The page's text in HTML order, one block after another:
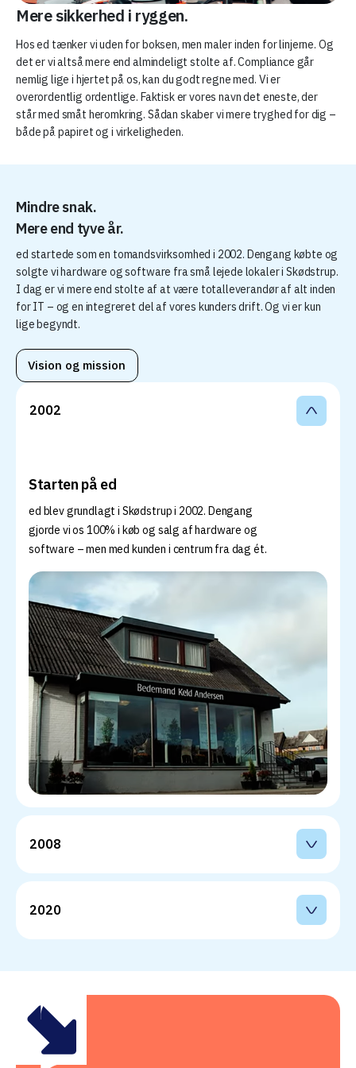
Mere sikkerhed i ryggen.
Hos ed tænker vi uden for boksen, men maler inden for linjerne. Og
det er vi altså mere end almindeligt stolte af. Compliance går
nemlig lige i hjertet på os, kan du godt regne med. Vi er
overordentlig ordentlige. Faktisk er vores navn det eneste, der
står med småt heromkring. Sådan skaber vi mere tryghed for dig –
både på papiret og i virkeligheden.
Mindre snak.
Mere end tyve år.
ed startede som en tomandsvirksomhed i 2002. Dengang købte og
solgte vi hardware og software fra små lejede lokaler i Skødstrup.
I dag er vi mere end stolte af at være totalleverandør af alt inden
for IT – og en integreret del af vores kunders drift. Og vi er kun
lige begyndt.
Vision og mission
Starten på ed
ed blev grundlagt i Skødstrup i 2002. Dengang
gjorde vi os 100% i køb og salg af hardware og
software – men med kunden i centrum fra dag ét.